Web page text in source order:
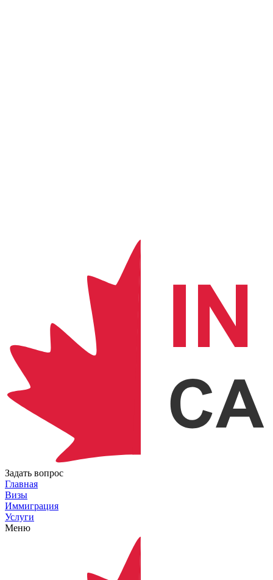
Задать вопрос
Главная
Визы
Иммиграция
Услуги
Меню